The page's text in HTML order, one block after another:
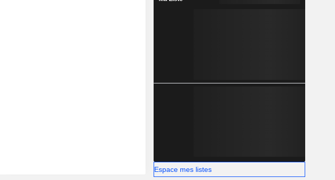
Espace mes listes